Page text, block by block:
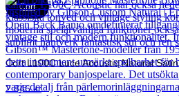
Cort
Cort L100C Luce Acoustic Natural Satin
2 846kr